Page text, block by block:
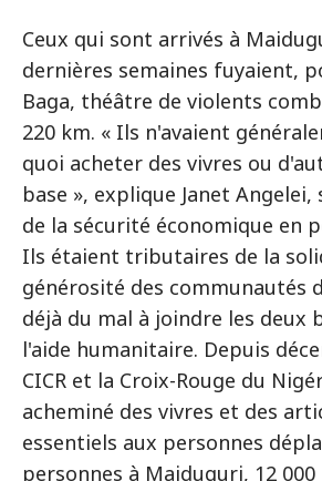
Ceux qui sont arrivés à
dernières semaines fuyaient,
Baga, théâtre de violents
220 km. « Ils n'avaient
quoi acheter des vivres ou
base », explique Janet Angelei,
de la sécurité économique en
Ils étaient tributaires de la
générosité des communautés
déjà du mal à joindre les deux
l'aide humanitaire. Depuis
CICR et la Croix-Rouge du
acheminé des vivres et des
essentiels aux personnes
personnes à Maiduguri, 12